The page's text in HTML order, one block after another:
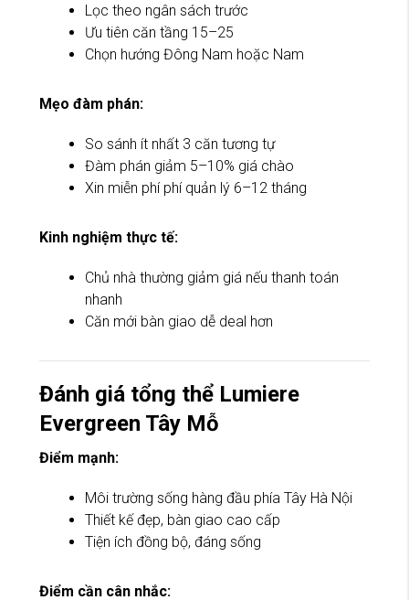
Lọc theo ngân sách trước
Ưu tiên căn tầng 15–25
Chọn hướng Đông Nam hoặc Nam
Mẹo đàm phán:
So sánh ít nhất 3 căn tương tự
Đàm phán giảm 5–10% giá chào
Xin miễn phí phí quản lý 6–12 tháng
Kinh nghiệm thực tế:
Chủ nhà thường giảm giá nếu thanh toán
nhanh
Căn mới bàn giao dễ deal hơn
Đánh giá tổng thể Lumiere
Evergreen Tây Mỗ
Điểm mạnh:
Môi trường sống hàng đầu phía Tây Hà Nội
Thiết kế đẹp, bàn giao cao cấp
Tiện ích đồng bộ, đáng sống
Điểm cần cân nhắc: